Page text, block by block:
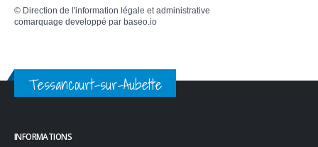
© Direction de l'information légale et administrative
comarquage developpé par baseo.io
Tessancourt-sur-Aubette
INFORMATIONS